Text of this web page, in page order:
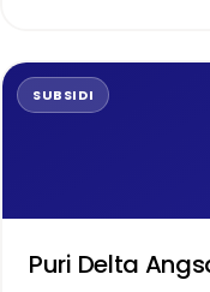
SUBSIDI
Puri Delta